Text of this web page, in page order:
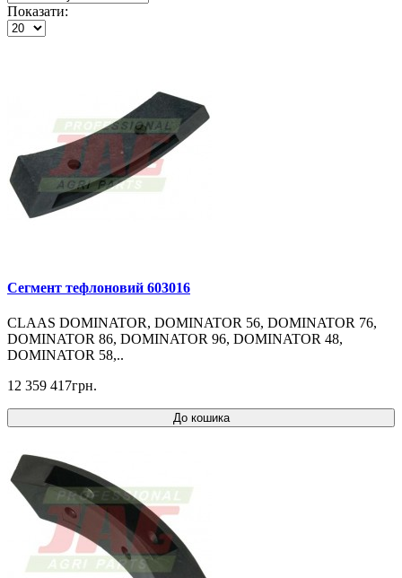
Показати:
Cегмент тефлоновий 603016
CLAAS DOMINATOR, DOMINATOR 56, DOMINATOR 76,
DOMINATOR 86, DOMINATOR 96, DOMINATOR 48,
DOMINATOR 58,..
12 359 417грн.
До кошика